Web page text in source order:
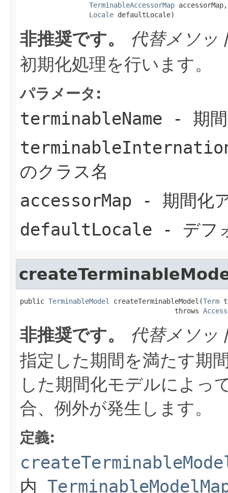
TerminableAccessorMap accessorMap,
Locale defaultLocale)
非推奨です。
代替メソッ
初期化処理を行います。
パラメータ:
terminableName - 期間
のクラス名
accessorMap - 期間化
defaultLocale - デフ
public TerminableModel createTerminableModel(Term
                                      throws
非推奨です。
代替メソッ
指定した期間を満たす期
した期間化モデルによっ
合、例外が発生します。
定義:
内